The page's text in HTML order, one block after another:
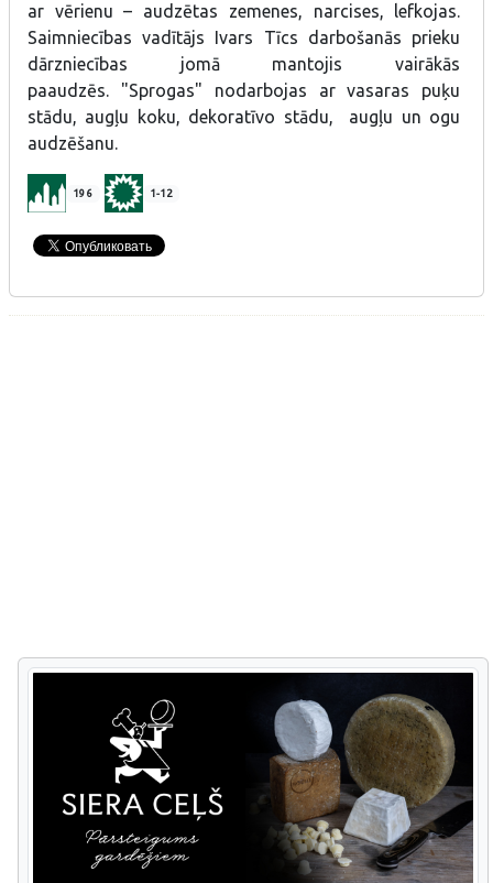
ar vērienu – audzētas zemenes, narcises, lefkojas.
Saimniecības vadītājs Ivars Tīcs darbošanās prieku
dārzniecības jomā mantojis vairākās
paaudzēs. "Sprogas" nodarbojas ar vasaras puķu
stādu, augļu koku, dekoratīvo stādu, augļu un ogu
audzēšanu.
196 1-12